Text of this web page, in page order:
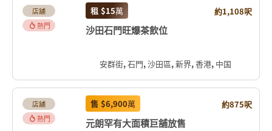
店舖
熱門
租 $15萬 約1,108呎
沙田石門旺爆茶飲位
安群街, 石門, 沙田區, 新界, 香港, 中国
店舖
熱門
售 $6,900萬 約875呎
元朗罕有大面積巨舖放售